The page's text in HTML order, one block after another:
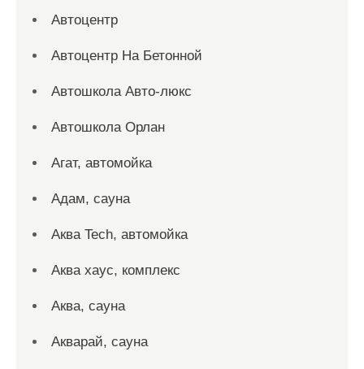
Автоцентр
Автоцентр На Бетонной
Автошкола Авто-люкс
Автошкола Орлан
Агат, автомойка
Адам, сауна
Аква Tech, автомойка
Аква хаус, комплекс
Аква, сауна
Акварай, сауна